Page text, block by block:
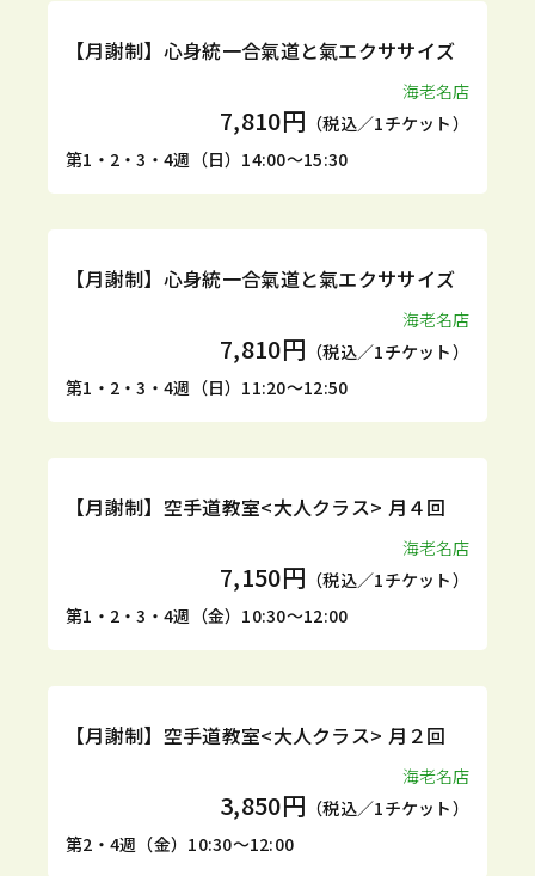
定期 体験
【月謝制】心身統一合氣道と氣エクササイズ
海老名店
7,810円 （税込／1チケット）
第1・2・3・4週（日）14:00～15:30
定期 体験
【月謝制】心身統一合氣道と氣エクササイズ
海老名店
7,810円 （税込／1チケット）
第1・2・3・4週（日）11:20～12:50
定期 体験
【月謝制】空手道教室<大人クラス> 月４回
海老名店
7,150円 （税込／1チケット）
第1・2・3・4週（金）10:30～12:00
定期 体験
【月謝制】空手道教室<大人クラス> 月２回
海老名店
3,850円 （税込／1チケット）
第2・4週（金）10:30～12:00